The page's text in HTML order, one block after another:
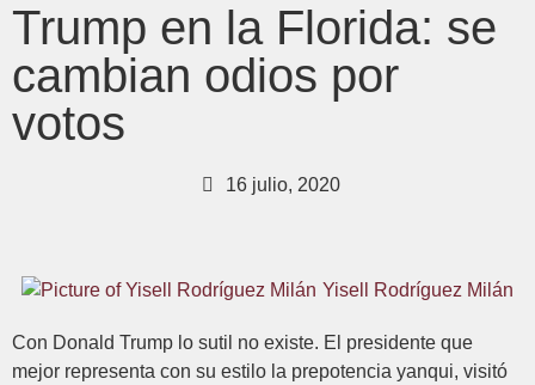
Trump en la Florida: se
cambian odios por
votos
16 julio, 2020
Yisell Rodríguez Milán
Con Donald Trump lo sutil no existe. El presidente que
mejor representa con su estilo la prepotencia yanqui, visitó